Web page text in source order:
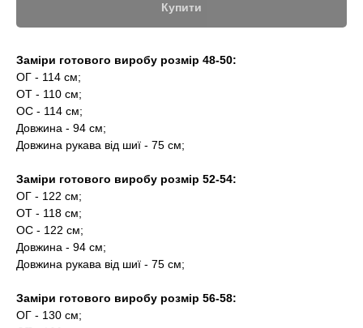
Купити
Заміри готового виробу розмір 48-50:
ОГ - 114 см;
ОТ - 110 см;
ОС - 114 см;
Довжина - 94 см;
Довжина рукава від шиї - 75 см;
Заміри готового виробу розмір 52-54:
ОГ - 122 см;
ОТ - 118 см;
ОС - 122 см;
Довжина - 94 см;
Довжина рукава від шиї - 75 см;
Заміри готового виробу розмір 56-58:
ОГ - 130 см;